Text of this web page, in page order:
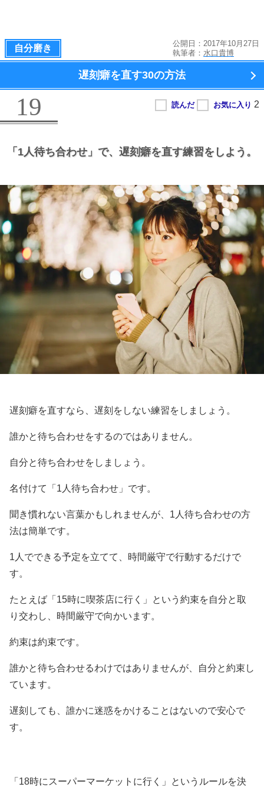
自分磨き
公開日：2017年10月27日
執筆者： 水口貴博
遅刻癖を直す30の方法
19
「1人待ち合わせ」で、 遅刻癖を直す練習をしよう。
遅刻癖を直すなら、遅刻をしない練習をしましょう。
誰かと待ち合わせをするのではありません。
自分と待ち合わせをしましょう。
名付けて「1人待ち合わせ」です。
聞き慣れない言葉かもしれませんが、1人待ち合わせの方
法は簡単です。
1人でできる予定を立てて、時間厳守で行動するだけで
す。
たとえば「15時に喫茶店に行く」という約束を自分と取
り交わし、時間厳守で向かいます。
約束は約束です。
誰かと待ち合わせるわけではありませんが、自分と約束し
ています。
遅刻しても、誰かに迷惑をかけることはないので安心で
す。
「18時にスーパーマーケットに行く」というルールを決